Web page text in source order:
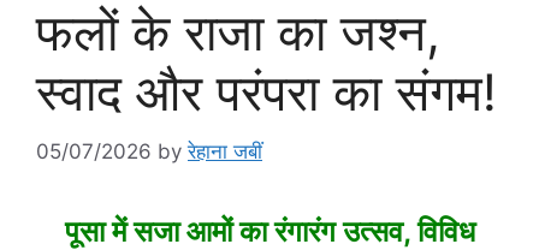
फलों के राजा का जश्न,
स्वाद और परंपरा का संगम!
05/07/2026 byरेहाना जबीं
पूसा में सजा आमों का रंगारंग उत्सव, विविध